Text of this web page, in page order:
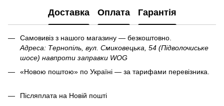
Доставка Оплата Гарантія
Самовивіз з нашого магазину — безкоштовно.
Адреса: Тернопіль, вул. Смиковецька, 54 (Підволочиське
шосе) навпроти заправки WOG
«Новою поштою» по Україні — за тарифами перевізника.
Післяплата на Новій пошті